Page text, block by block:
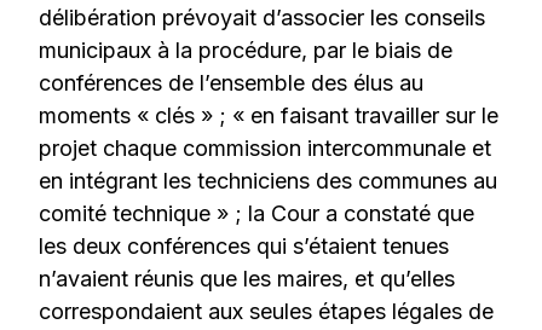
délibération prévoyait d’associer les conseils
municipaux à la procédure, par le biais de
conférences de l’ensemble des élus au
moments « clés » ; « en faisant travailler sur le
projet chaque commission intercommunale et
en intégrant les techniciens des communes au
comité technique » ; la Cour a constaté que
les deux conférences qui s’étaient tenues
n’avaient réunis que les maires, et qu’elles
correspondaient aux seules étapes légales de